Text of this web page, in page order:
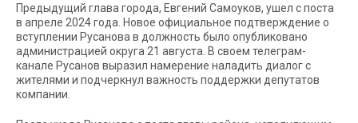
Предыдущий глава города, Евгений Самоуков, ушел с поста
в апреле 2024 года. Новое официальное подтверждение о
вступлении Русанова в должность было опубликовано
администрацией округа 21 августа. В своем телеграм-
канале Русанов выразил намерение наладить диалог с
жителями и подчеркнул важность поддержки депутатов
компании.